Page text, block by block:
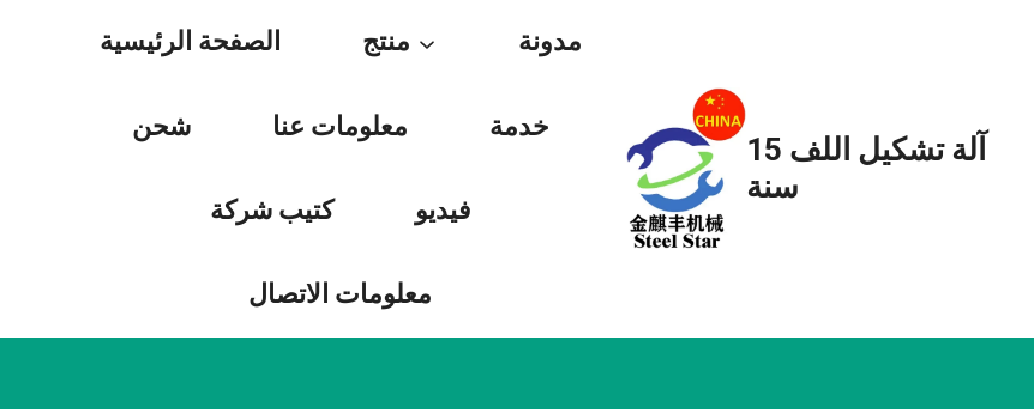
الصفحة الرئيسية منتج مدونة
شحن معلومات عنا خدمة
كتيب شركة فيديو
معلومات الاتصال
آلة تشكيل اللف 15
سنة